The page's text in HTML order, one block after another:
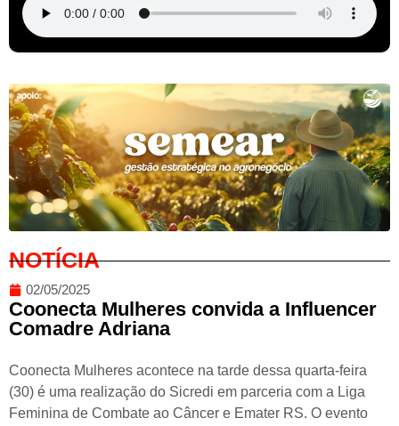
NOTÍCIA
02/05/2025
Coonecta Mulheres convida a Influencer
Comadre Adriana
Coonecta Mulheres acontece na tarde dessa quarta-feira
(30) é uma realização do Sicredi em parceria com a Liga
Feminina de Combate ao Câncer e Emater RS. O evento